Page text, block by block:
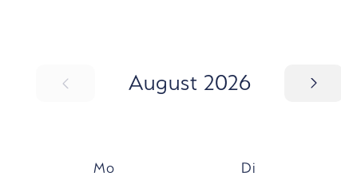
August 2026
Mo Di